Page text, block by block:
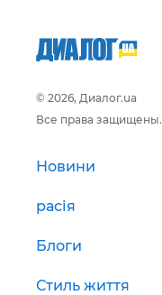
© 2026, Диалог.ua
Все права защищены.
Новини
расія
Блоги
Стиль життя